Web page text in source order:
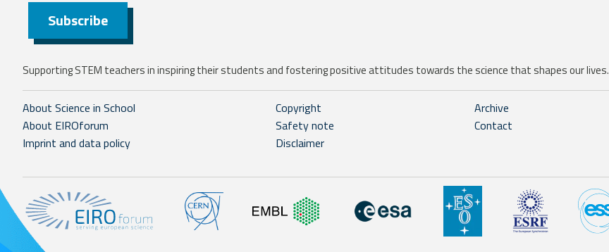
Subscribe
Supporting STEM teachers in inspiring their students and fostering positive attitudes towards the science that shapes our lives.
About Science in School
About EIROforum
Imprint and data policy
Copyright
Safety note
Disclaimer
Archive
Contact